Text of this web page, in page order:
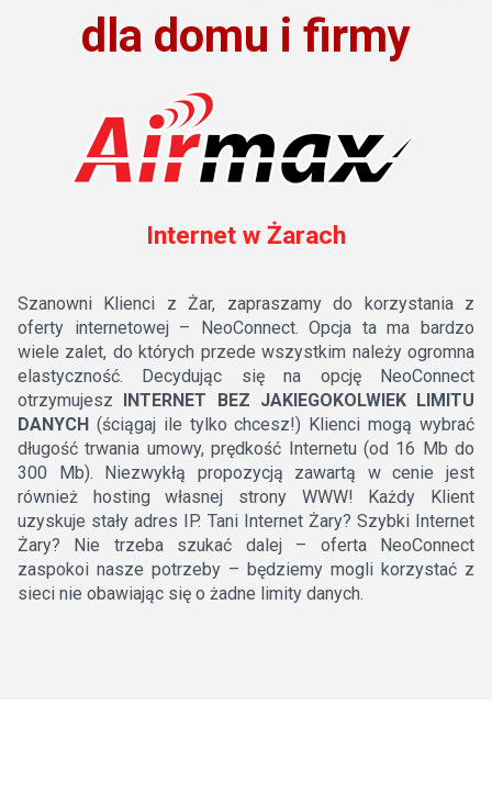
dla domu i firmy
Internet w Żarach
Szanowni Klienci z Żar, zapraszamy do korzystania z
oferty internetowej – NeoConnect. Opcja ta ma bardzo
wiele zalet, do których przede wszystkim należy ogromna
elastyczność. Decydując się na opcję NeoConnect
otrzymujesz INTERNET BEZ JAKIEGOKOLWIEK LIMITU
DANYCH (ściągaj ile tylko chcesz!) Klienci mogą wybrać
długość trwania umowy, prędkość Internetu (od 16 Mb do
300 Mb). Niezwykłą propozycją zawartą w cenie jest
również hosting własnej strony WWW! Każdy Klient
uzyskuje stały adres IP. Tani Internet Żary? Szybki Internet
Żary? Nie trzeba szukać dalej – oferta NeoConnect
zaspokoi nasze potrzeby – będziemy mogli korzystać z
sieci nie obawiając się o żadne limity danych.